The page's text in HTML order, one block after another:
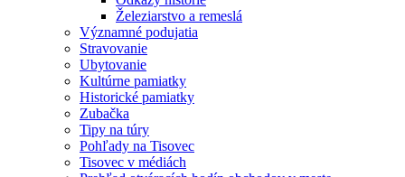
Železiarstvo a remeslá
Významné podujatia
Stravovanie
Ubytovanie
Kultúrne pamiatky
Historické pamiatky
Zubačka
Tipy na túry
Pohľady na Tisovec
Tisovec v médiách